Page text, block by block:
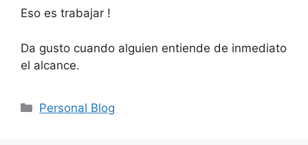
Eso es trabajar !
Da gusto cuando alguien entiende de inmediato
el alcance.
Categorías
Personal Blog